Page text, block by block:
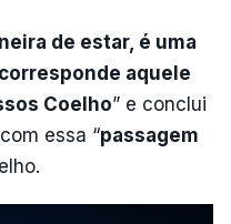
de estar, é uma
aquele
Coelho” e conclui
essa “passagem